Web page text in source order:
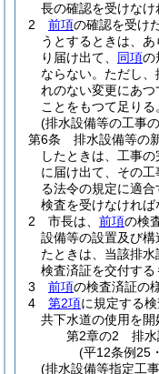
長の確認を受けなけ
2
前項の確認を受け
うとするときは、
り届け出て、 同項の
ならない。 ただし
れのない変更にあ
ことをもつて足りる
(排水設備等の工事
第6条
排水設備等の
したときは、工事
に届け出て、その
る法令の規定に適
検査を受けなければ
2
市長は、 前項の検
設備等の設置及び
たときは、当該排水
検査済証を交付する
3
前項の検査済証の
4
第2項に規定する
共下水道の使用を開
第2章の2
排
(平12条例25
(排水設備等指定工